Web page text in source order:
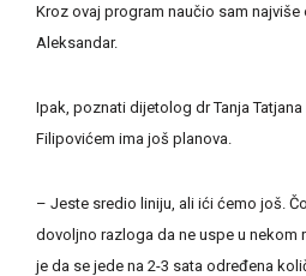
Kroz ovaj program naučio sam
Aleksandar.
Ipak, poznati dijetolog dr Tanja
Filipovićem ima još planova.
– Jeste sredio liniju, ali ići ćemo još.
dovoljno razloga da ne uspe u nekom
je da se jede na 2-3 sata određena